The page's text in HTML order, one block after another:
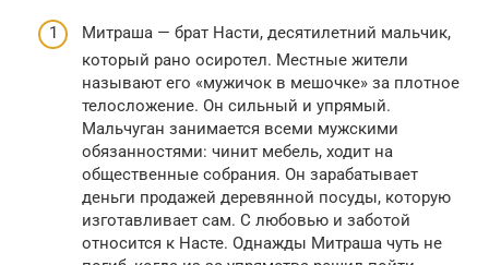
Митраша — брат Насти, десятилетний мальчик,
который рано осиротел. Местные жители
называют его «мужичок в мешочке» за плотное
телосложение. Он сильный и упрямый.
Мальчуган занимается всеми мужскими
обязанностями: чинит мебель, ходит на
общественные собрания. Он зарабатывает
деньги продажей деревянной посуды, которую
изготавливает сам. С любовью и заботой
относится к Насте. Однажды Митраша чуть не